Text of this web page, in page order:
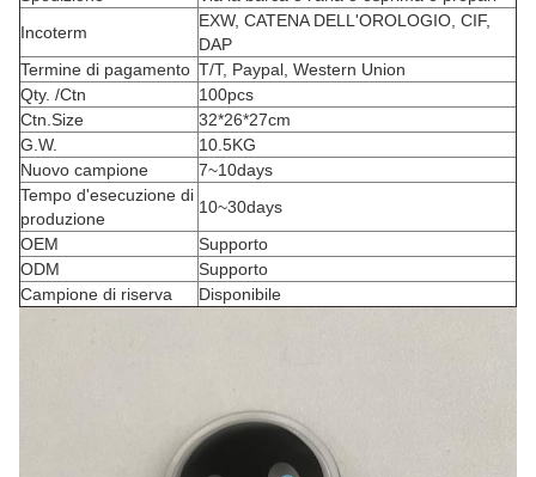
Incoterm
EXW, CATENA DELL'OROLOGIO, CIF,
DAP
Termine di pagamento T/T, Paypal, Western Union
Qty. /Ctn
100pcs
Ctn.Size
32*26*27cm
G.W.
10.5KG
Nuovo campione
7~10days
Tempo d'esecuzione di
produzione
10~30days
OEM
Supporto
ODM
Supporto
Campione di riserva
Disponibile